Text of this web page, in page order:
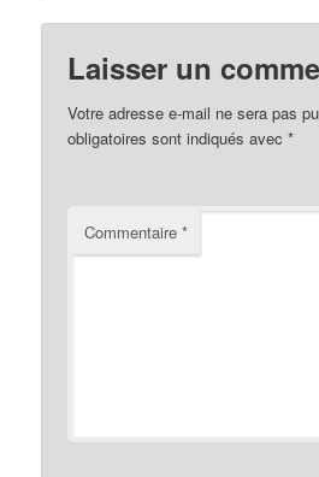
Laisser un
Votre adresse e-mail ne sera pas
obligatoires sont indiqués avec*
Commentaire*